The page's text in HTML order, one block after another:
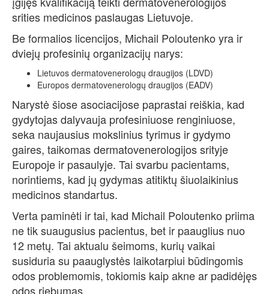
srities medicinos paslaugas Lietuvoje.
Be formalios licencijos, Michail Poloutenko yra ir
dviejų profesinių organizacijų narys:
Lietuvos dermatovenerologų draugijos (LDVD)
Europos dermatovenerologų draugijos (EADV)
Narystė šiose asociacijose paprastai reiškia, kad
gydytojas dalyvauja profesiniuose renginiuose,
seka naujausius mokslinius tyrimus ir gydymo
gaires, taikomas dermatovenerologijos srityje
Europoje ir pasaulyje. Tai svarbu pacientams,
norintiems, kad jų gydymas atitiktų šiuolaikinius
medicinos standartus.
Verta paminėti ir tai, kad Michail Poloutenko priima
ne tik suaugusius pacientus, bet ir paauglius nuo
12 metų. Tai aktualu šeimoms, kurių vaikai
susiduria su paauglystės laikotarpiui būdingomis
odos problemomis, tokiomis kaip akne ar padidėjęs
odos riebumas.